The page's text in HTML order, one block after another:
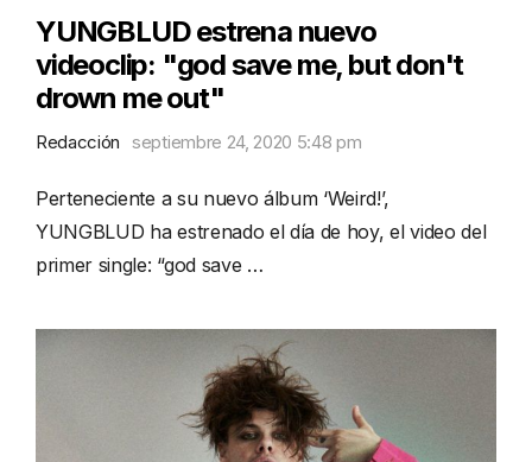
YUNGBLUD estrena nuevo
videoclip: "god save me, but don't
drown me out"
Redacción septiembre 24, 2020 5:48 pm
Perteneciente a su nuevo álbum ‘Weird!’,
YUNGBLUD ha estrenado el día de hoy, el video del
primer single: “god save …